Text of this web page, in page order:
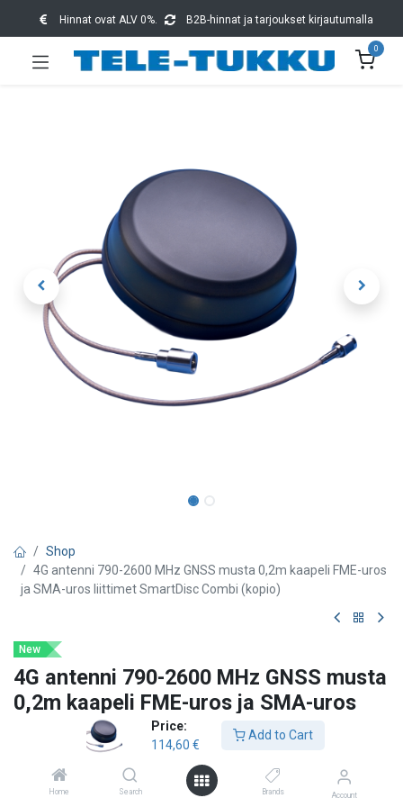
Price:
114,60 €
Add to Cart
Home Search Brands Account
Hinnat ovat ALV 0%. B2B-hinnat ja tarjoukset kirjautumalla
0
Shop
4G antenni 790-2600 MHz GNSS musta 0,2m kaapeli FME-uros
ja SMA-uros liittimet SmartDisc Combi (kopio)
New
4G antenni 790-2600 MHz GNSS musta
0,2m kaapeli FME-uros ja SMA-uros
liittimet SmartDisc Combi (kopio)
LTE 2G/3G/4G: 698–960 MHz / 1710–2690 MHz
GNSS: 1559–1610 MHz (GPS, Galileo, GLONASS ja BeiDou)